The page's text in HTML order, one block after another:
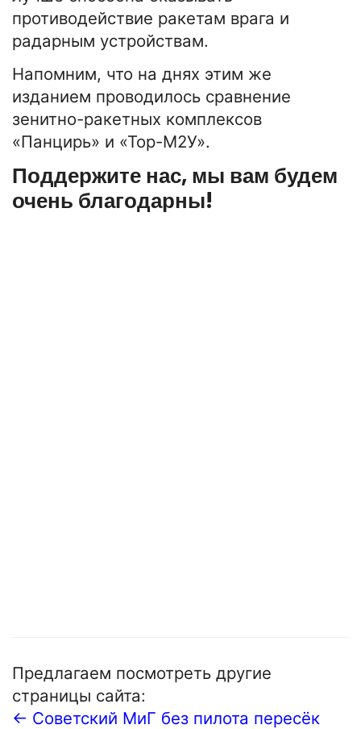
противодействие ракетам врага и
радарным устройствам.
Напомним, что на днях этим же
изданием проводилось сравнение
зенитно-ракетных комплексов
«Панцирь» и «Тор-М2У».
Поддержите нас, мы вам будем
очень благодарны!
Предлагаем посмотреть другие
страницы сайта:
← Советский МиГ без пилота пересёк